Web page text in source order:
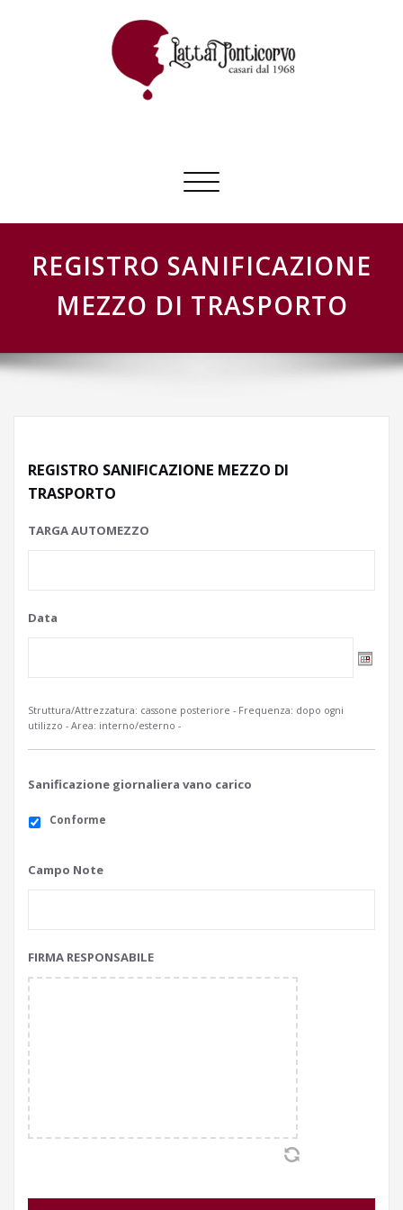
Commuta
navigazione
REGISTRO SANIFICAZIONE
MEZZO DI TRASPORTO
REGISTRO SANIFICAZIONE MEZZO DI
TRASPORTO
TARGA AUTOMEZZO
Data
data:GG
slash
AAAA
Struttura/Attrezzatura: cassone posteriore - Frequenza: dopo ogni
utilizzo - Area: interno/esterno -
Sanificazione giornaliera vano carico
Conforme
Campo Note
FIRMA RESPONSABILE